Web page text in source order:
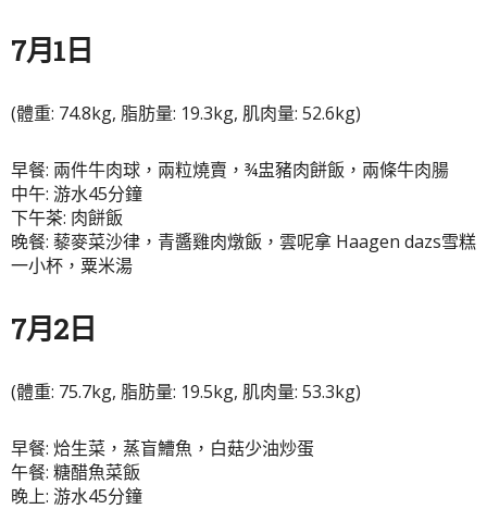
7月1日
(體重: 74.8kg, 脂肪量: 19.3kg, 肌肉量: 52.6kg)
早餐: 兩件牛肉球，兩粒燒賣，¾盅豬肉餅飯，兩條牛肉腸
中午: 游水45分鐘
下午茶: 肉餅飯
晚餐: 藜麥菜沙律，青醬雞肉燉飯，雲呢拿 Haagen dazs雪糕
一小杯，粟米湯
7月2日
(體重: 75.7kg, 脂肪量: 19.5kg, 肌肉量: 53.3kg)
早餐: 烚生菜，蒸盲鰽魚，白菇少油炒蛋
午餐: 糖醋魚菜飯
晚上: 游水45分鐘